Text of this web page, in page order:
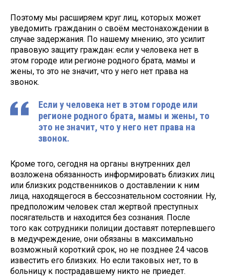
Поэтому мы расширяем круг лиц, которых может
уведомить гражданин о своём местонахождении в
случае задержания. По нашему мнению, это усилит
правовую защиту граждан: если у человека нет в
этом городе или регионе родного брата, мамы и
жены, то это не значит, что у него нет права на
звонок.
Если у человека нет в этом городе или
регионе родного брата, мамы и жены, то
это не значит, что у него нет права на
звонок.
Кроме того, сегодня на органы внутренних дел
возложена обязанность информировать близких лиц
или близких родственников о доставлении к ним
лица, находящегося в бессознательном состоянии. Ну,
предположим человек стал жертвой преступных
посягательств и находится без сознания. После
того как сотрудники полиции доставят потерпевшего
в медучреждение, они обязаны в максимально
возможный короткий срок, но не позднее 24 часов
известить его близких. Но если таковых нет, то в
больницу к пострадавшему никто не приедет.